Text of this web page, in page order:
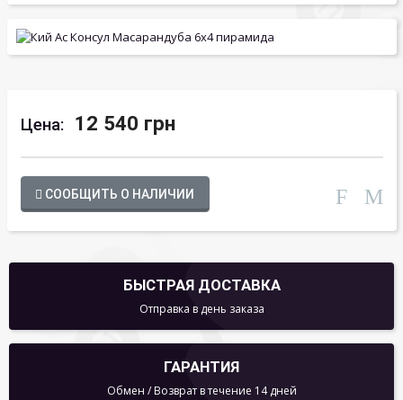
Цена: 12 540 грн
СООБЩИТЬ О НАЛИЧИИ
БЫСТРАЯ ДОСТАВКА
Отправка в день заказа
ГАРАНТИЯ
Обмен / Возврат в течение 14 дней